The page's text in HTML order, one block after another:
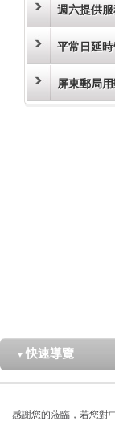
週六提供
平常日延
屏東郵局
▼ 快速導覽
感謝您的蒞臨，若您對